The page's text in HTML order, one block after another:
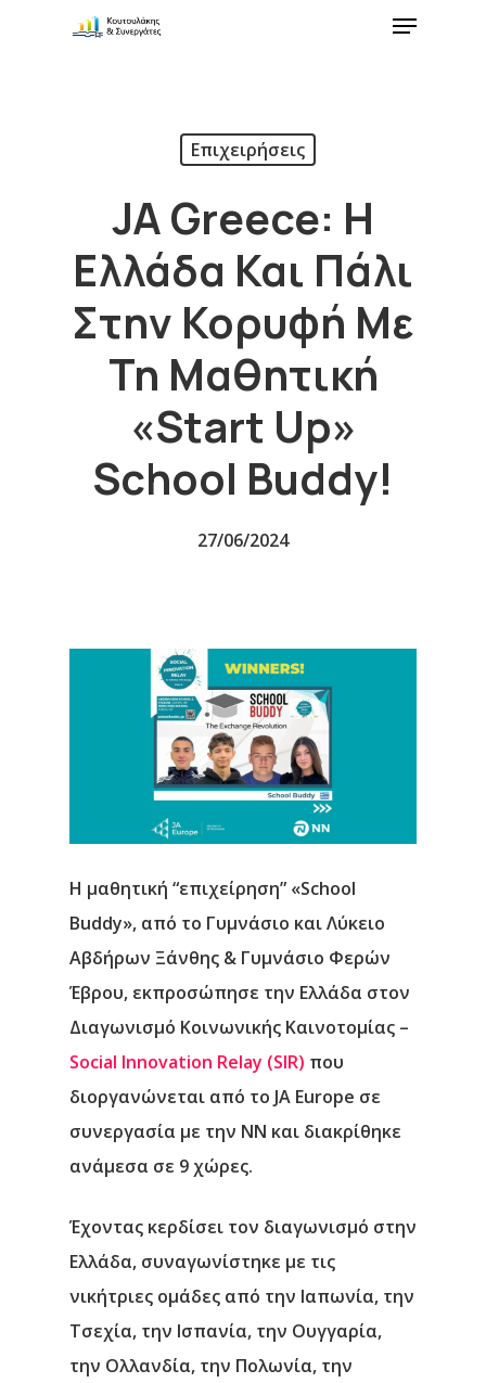
Επιχειρήσεις
JA Greece: Η
Ελλάδα Και Πάλι
Στην Κορυφή Με
Τη Μαθητική
«start Up»
School Buddy!
27/06/2024
Η μαθητική “επιχείρηση” «School
Buddy», από το Γυμνάσιο και Λύκειο
Αβδήρων Ξάνθης & Γυμνάσιο Φερών
Έβρου, εκπροσώπησε την Ελλάδα στον
Διαγωνισμό Κοινωνικής Καινοτομίας –
Social Innovation Relay (SIR) που
διοργανώνεται από το JA Europe σε
συνεργασία με την ΝΝ και διακρίθηκε
ανάμεσα σε 9 χώρες.
Έχοντας κερδίσει τον διαγωνισμό στην
Ελλάδα, συναγωνίστηκε με τις
νικήτριες ομάδες από την Ιαπωνία, την
Τσεχία, την Ισπανία, την Ουγγαρία,
την Ολλανδία, την Πολωνία, την